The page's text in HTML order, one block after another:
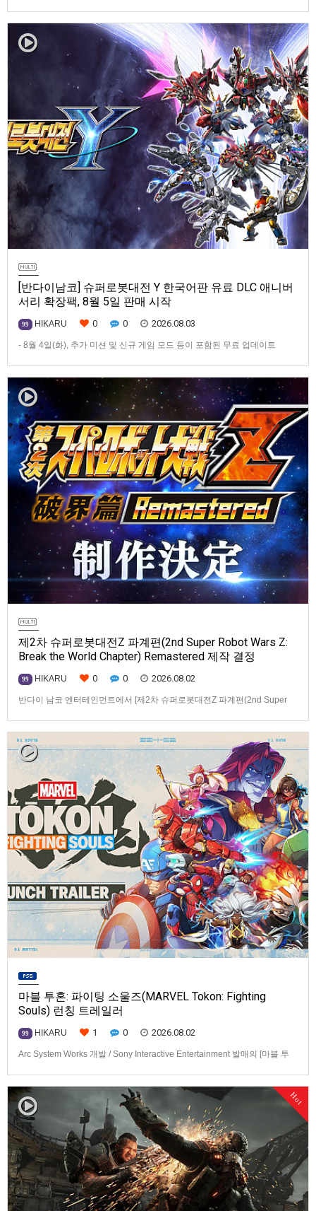
문 판매를 8월 5일(수)부터 시작한다고 발표했다.‘ELDEN RING 빛바랜 자
에디션’에는 ‘ELDEN R…
[반다이남코] 슈퍼로봇대전 Y 한국어판 유료 DLC 애니버
서리 확장팩, 8월 5일 판매 시작
99 HIKARU 0 0 2026.08.03
- 8월 4일(화), 추가 미션 및 신규 게임 모드 등이 포함된 무료 업데이트
Switch™, Steam®용 ‘슈퍼로봇대전 Y’(한국어판)의 유료 DLC ‘애니버서리
확장팩’을 2026년 …
제2차 슈퍼로봇대전Z 파계편(2nd Super Robot Wars Z:
Break the World Chapter) Remastered 제작 결정
99 HIKARU 0 0 2026.08.02
반다이 남코 엔터테인먼트에서 [제2차 슈퍼로봇대전Z 파계편(2nd Super
판[제2차 슈퍼로봇대전Z 파계편]은 2011년 PSP로 발매되었으며, 2012년
에 발매되었던 [제2…
마블 투혼: 파이팅 소울즈(MARVEL Tokon: Fighting
Souls) 런칭 트레일러
99 HIKARU 1 0 2026.08.02
Arc System Works 개발 / Sony Interactive Entertainment 발매의 [마블 투
로 예정.
Hot